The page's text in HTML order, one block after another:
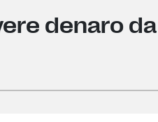
denaro